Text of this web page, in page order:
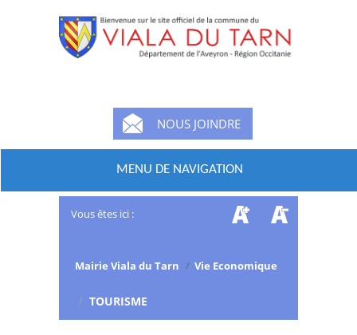
NOUS JOINDRE
MENU DE NAVIGATION
Vous êtes ici :
Mairie Viala du Tarn / Vie Economique
/ TOURISME